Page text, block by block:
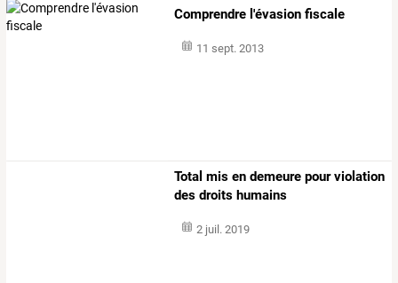
Comprendre l'évasion fiscale
11 sept. 2013
Total mis en demeure pour violation
des droits humains
2 juil. 2019